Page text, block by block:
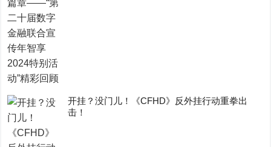
开挂？没门儿！《CFHD》反外挂行动重拳出
击！